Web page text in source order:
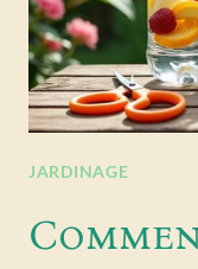
JARDINAGE